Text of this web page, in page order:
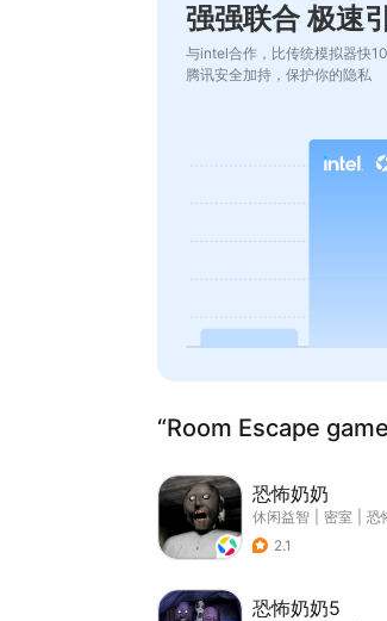
强强联合 极速
与intel合作，比传统模拟器快
腾讯安全加持，保护你的隐私
“Room Escape
恐怖奶奶
休闲益智 密室 恐
2.1
恐怖奶奶5